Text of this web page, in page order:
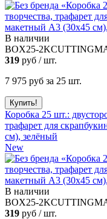
В наличии
BOX25-
319 руб / шт.
7 975 руб за 25 шт.
Коробка 25 шт.:
трафарет для
см), зелёный
New
В наличии
BOX25-
319 руб / шт.